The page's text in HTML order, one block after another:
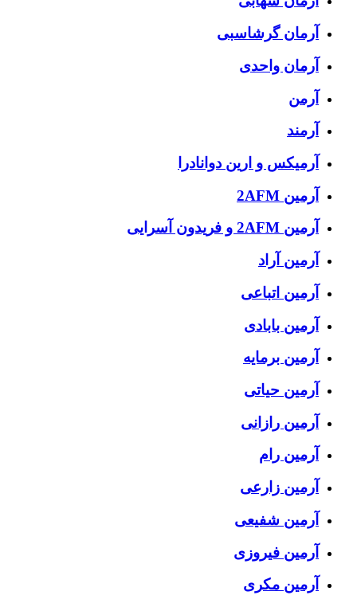
آرمان گرشاسبی
آرمان واحدی
آرمن
آرمند
آرمیکس و ارین دوانادرا
آرمین 2AFM
آرمین 2AFM و فریدون آسرایی
آرمین آراد
آرمین اتباعی
آرمین بابادی
آرمین برمایه
آرمین حیاتی
آرمین رازانی
آرمین رام
آرمین زارعی
آرمین شفیعی
آرمین فیروزی
آرمین مکری